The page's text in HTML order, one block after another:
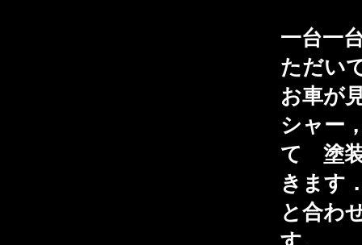
一台一
ただい
お車が
シャー
て 塗装
きます
と合わ